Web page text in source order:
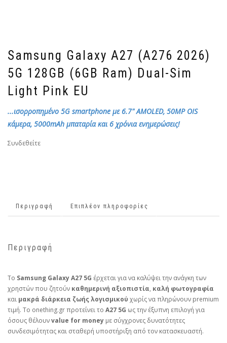
Samsung Galaxy A27 (A276 2026)
5G 128GB (6GB Ram) Dual-Sim
Light Pink EU
...ισορροπημένο 5G smartphone με 6.7" AMOLED, 50MP OIS
κάμερα, 5000mAh μπαταρία και 6 χρόνια ενημερώσεις!
Συνδεθείτε
Περιγραφή Επιπλέον πληροφορίες
Περιγραφή
Το Samsung Galaxy A27 5G έρχεται για να καλύψει την ανάγκη των
χρηστών που ζητούν καθημερινή αξιοπιστία, καλή φωτογραφία
και μακρά διάρκεια ζωής λογισμικού χωρίς να πληρώνουν premium
τιμή. Το onething.gr προτείνει το A27 5G ως την έξυπνη επιλογή για
όσους θέλουνvalue for money με σύγχρονες δυνατότητες
συνδεσιμότητας και σταθερή υποστήριξη από τον κατασκευαστή.